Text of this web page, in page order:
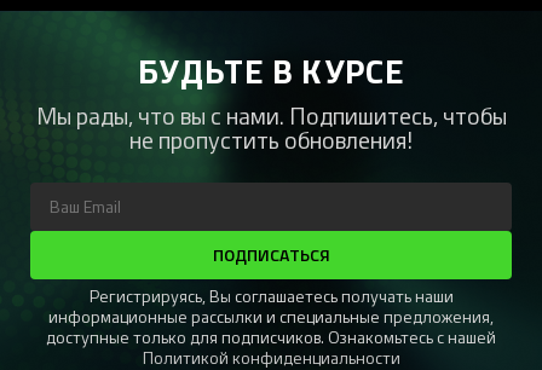
БУДЬТЕ В КУРСЕ
Мы рады, что вы с нами. Подпишитесь, чтобы
не пропустить обновления!
ПОДПИСАТЬСЯ
Регистрируясь, Вы соглашаетесь получать наши
информационные рассылки и специальные предложения,
доступные только для подписчиков. Ознакомьтесь с нашей
Политикой конфиденциальности